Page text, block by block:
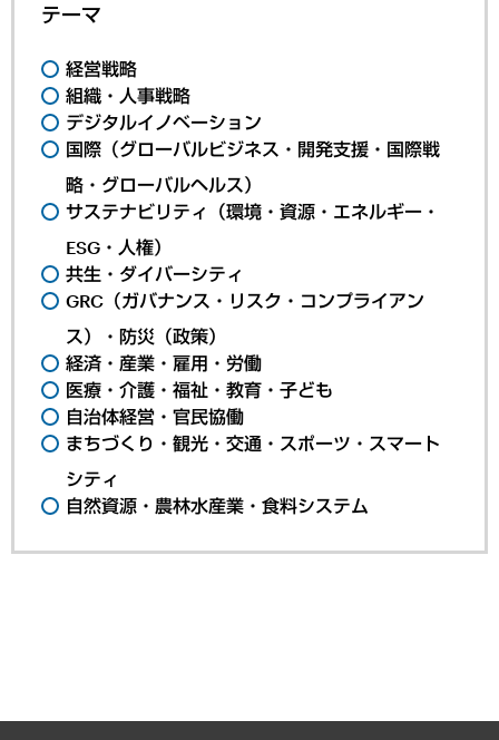
テーマ
経営戦略
組織・人事戦略
デジタルイノベーション
国際（グローバルビジネス・開発支援・国際戦
略・グローバルヘルス）
サステナビリティ（環境・資源・エネルギー・
ESG・人権）
共生・ダイバーシティ
GRC（ガバナンス・リスク・コンプライアン
ス）・防災（政策）
経済・産業・雇用・労働
医療・介護・福祉・教育・子ども
自治体経営・官民協働
まちづくり・観光・交通・スポーツ・スマート
シティ
自然資源・農林水産業・食料システム